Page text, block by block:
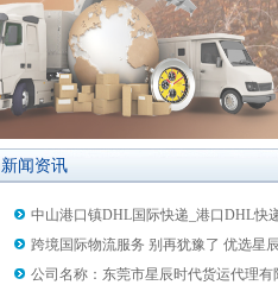
新闻资讯
中山港口镇DHL国际快递_港口DHL快
跨境国际物流服务 别再犹豫了 优选星
公司名称：东莞市星辰时代货运代理有